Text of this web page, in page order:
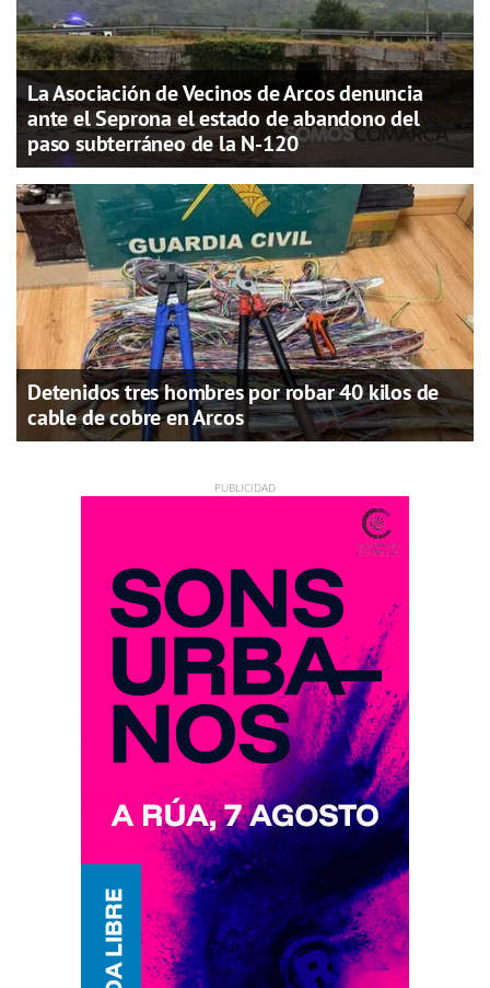
La Asociación de Vecinos de Arcos denuncia
ante el Seprona el estado de abandono del
paso subterráneo de la N-120
Detenidos tres hombres por robar 40 kilos de
cable de cobre en Arcos